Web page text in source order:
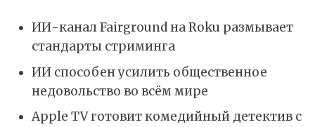
ИИ-канал Fairground на Roku размывает
стандарты стриминга
ИИ способен усилить общественное
недовольство во всём мире
Apple TV готовит комедийный детектив с